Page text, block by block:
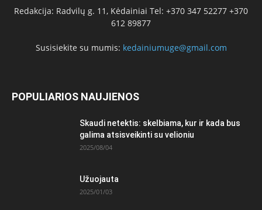
Redakcija: Radvilų g. 11, Kėdainiai Tel: +370 347 52277 +370
612 89877
Susisiekite su mumis: kedainiumuge@gmail.com
POPULIARIOS NAUJIENOS
Skaudi netektis: skelbiama, kur ir kada bus
galima atsisveikinti su velioniu
2025/08/04
Užuojauta
2025/01/03